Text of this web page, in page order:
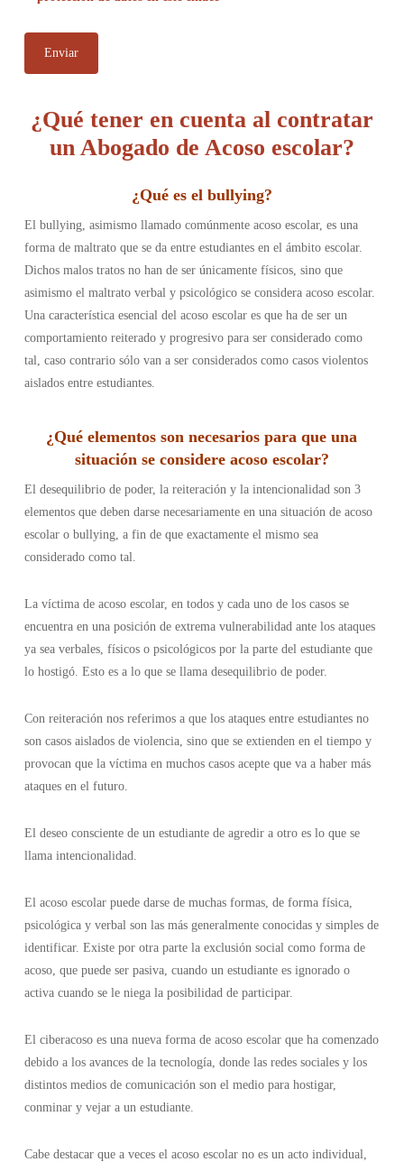
¿Qué tener en cuenta al contratar
un Abogado de Acoso escolar?
¿Qué es el bullying?
El bullying, asimismo llamado comúnmente acoso escolar, es una
forma de maltrato que se da entre estudiantes en el ámbito escolar.
Dichos malos tratos no han de ser únicamente físicos, sino que
asimismo el maltrato verbal y psicológico se considera acoso escolar.
Una característica esencial del acoso escolar es que ha de ser un
comportamiento reiterado y progresivo para ser considerado como
tal, caso contrario sólo van a ser considerados como casos violentos
aislados entre estudiantes.
¿Qué elementos son necesarios para que una
situación se considere acoso escolar?
El desequilibrio de poder, la reiteración y la intencionalidad son 3
elementos que deben darse necesariamente en una situación de acoso
escolar o bullying, a fin de que exactamente el mismo sea
considerado como tal.
La víctima de acoso escolar, en todos y cada uno de los casos se
encuentra en una posición de extrema vulnerabilidad ante los ataques
ya sea verbales, físicos o psicológicos por la parte del estudiante que
lo hostigó. Esto es a lo que se llama desequilibrio de poder.
Con reiteración nos referimos a que los ataques entre estudiantes no
son casos aislados de violencia, sino que se extienden en el tiempo y
provocan que la víctima en muchos casos acepte que va a haber más
ataques en el futuro.
El deseo consciente de un estudiante de agredir a otro es lo que se
llama intencionalidad.
El acoso escolar puede darse de muchas formas, de forma física,
psicológica y verbal son las más generalmente conocidas y simples de
identificar. Existe por otra parte la exclusión social como forma de
acoso, que puede ser pasiva, cuando un estudiante es ignorado o
activa cuando se le niega la posibilidad de participar.
El ciberacoso es una nueva forma de acoso escolar que ha comenzado
debido a los avances de la tecnología, donde las redes sociales y los
distintos medios de comunicación son el medio para hostigar,
conminar y vejar a un estudiante.
Cabe destacar que a veces el acoso escolar no es un acto individual,